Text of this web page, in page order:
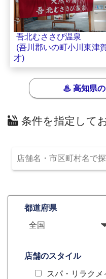
吾北むささび温泉
(吾川郡いの町小川東津
才)
♨ 高知県
条件を指定して
都道府県
店舗のスタイル
スパ・リラクメ